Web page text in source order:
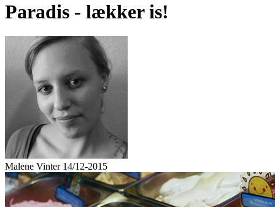
Paradis - lækker is!
Malene Vinter 14/12-2015